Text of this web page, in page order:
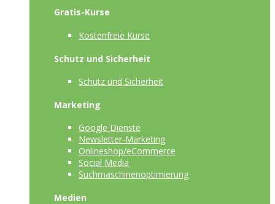
Gratis-Kurse
Kostenfreie Kurse
Schutz und Sicherheit
Schutz und Sicherheit
Marketing
Google Dienste
Newsletter-Marketing
Onlineshop/eCommerce
Social Media
Suchmaschinenoptimierung
Medien